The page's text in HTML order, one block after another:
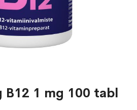
B12 1 mg 100 tabl